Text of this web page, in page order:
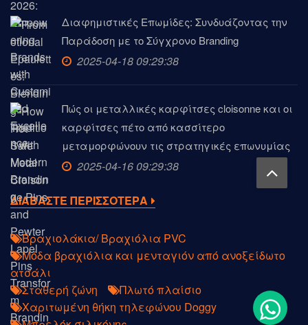
Διαφημιστικές Επωμίδες: Συνδυάζοντας την
Παράδοση με το Σύγχρονο Branding
2025-04-18 09:29:38
Πώς οι μεταλλικές καρφίτσες cloisonne και οι
καρφίτσες πέτο από κασσίτερο
μεταμορφώνουν τις στρατηγικές επωνυμίας
2025-04-16 09:29:38
ΔΙΑΒΑΣΤΕ ΠΕΡΙΣΣΟΤΕΡΑ
Βραχιολάκια/ Βραχιόλια PVC
Μόδα βραχιόλια και μενταγιόν από ανοξείδωτο
ατσάλι
Σταθερή ζώνη
Πλωτό πλαίσιο
Χαριτωμένη θήκη τηλεφώνου Doggy